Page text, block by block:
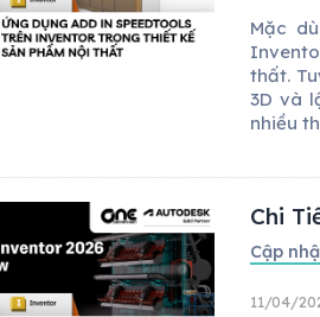
Mặc
thất.
3D và
nhiều
Chi
Cập
11/04/